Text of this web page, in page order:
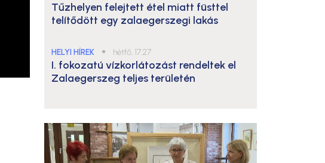
Tűzhelyen felejtett étel miatt füsttel
telítődött egy zalaegerszegi lakás
HELYI HÍREK ● hétfő, 17:27
I. fokozatú vízkorlátozást rendeltek el
Zalaegerszeg teljes területén